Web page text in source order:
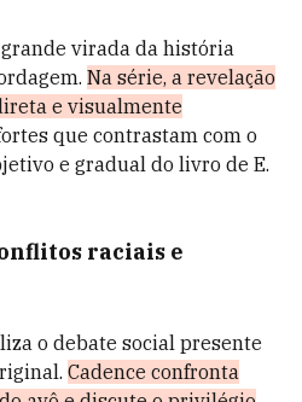
virada da história
Na série, a revelação
e visualmente
que contrastam com o
e gradual do livro de E.
raciais e
o debate social presente
Cadence confronta